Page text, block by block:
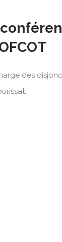
des